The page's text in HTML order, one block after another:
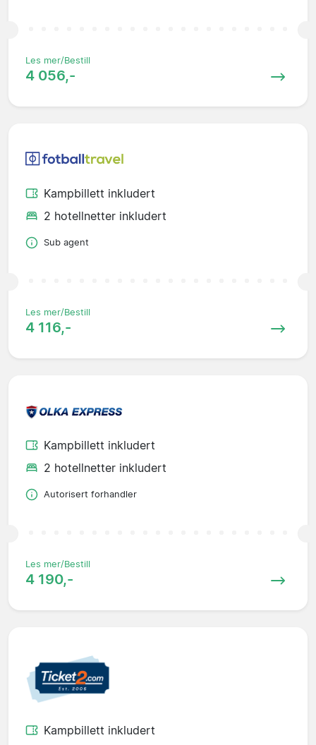
Les mer/Bestill
4 056,-
Kampbillett inkludert
2 hotellnetter inkludert
Sub agent
Les mer/Bestill
4 116,-
Kampbillett inkludert
2 hotellnetter inkludert
Autorisert forhandler
Les mer/Bestill
4 190,-
Kampbillett inkludert